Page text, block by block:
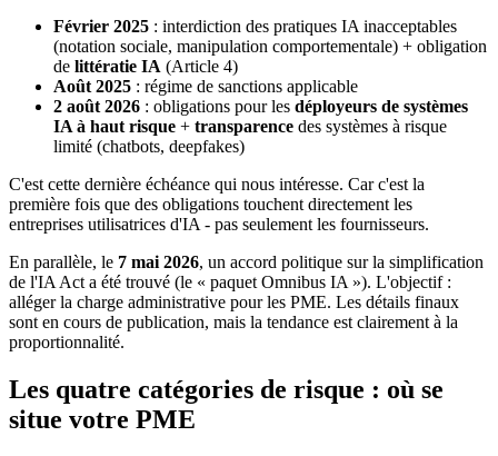
Février 2025 : interdiction des pratiques IA inacceptables
(notation sociale, manipulation comportementale) + obligation
de littératie IA (Article 4)
Août 2025 : régime de sanctions applicable
2 août 2026 : obligations pour les déployeurs de systèmes
IA à haut risque + transparence des systèmes à risque
limité (chatbots, deepfakes)
C'est cette dernière échéance qui nous intéresse. Car c'est la
première fois que des obligations touchent directement les
entreprises utilisatrices d'IA - pas seulement les fournisseurs.
En parallèle, le 7 mai 2026, un accord politique sur la simplification
de l'IA Act a été trouvé (le « paquet Omnibus IA »). L'objectif :
alléger la charge administrative pour les PME. Les détails finaux
sont en cours de publication, mais la tendance est clairement à la
proportionnalité.
Les quatre catégories de risque : où se
situe votre PME